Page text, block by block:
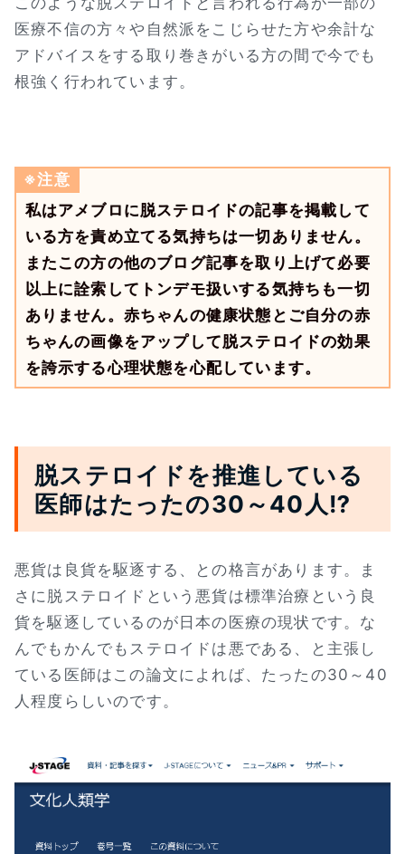
医療不信の方々や自然派をこじらせた方や余計な
アドバイスをする取り巻きがいる方の間で今でも
根強く行われています。
※注意
私はアメブロに脱ステロイドの記事を掲載して
いる方を責め立てる気持ちは一切ありません。
またこの方の他のブログ記事を取り上げて必要
以上に詮索してトンデモ扱いする気持ちも一切
ありません。赤ちゃんの健康状態とご自分の赤
ちゃんの画像をアップして脱ステロイドの効果
を誇示する心理状態を心配しています。
脱ステロイドを推進している
医師はたったの30～40人⁉
悪貨は良貨を駆逐する、との格言があります。ま
さに脱ステロイドという悪貨は標準治療という良
貨を駆逐しているのが日本の医療の現状です。な
んでもかんでもステロイドは悪である、と主張し
ている医師はこの論文によれば、たったの30～40
人程度らしいのです。